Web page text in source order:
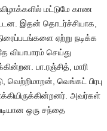
மட்டுமே காண
இதன் தொடர்ச்சியாக,
ஏற்று நடிக்க
வியாபாரம் செய்து
பா.ரஞ்சித், மாரி
வெற்றிமாறன், வெங்கட் பிரபு
அவர்கள்
ஒரு சந்தை